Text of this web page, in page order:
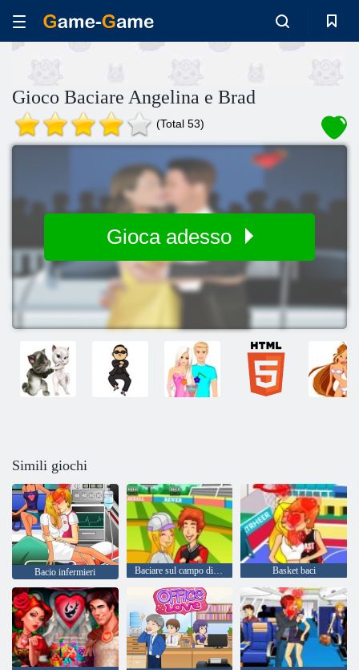
Gioco Baciare Angelina e Brad
(Total 53)
Gioca adesso
Simili giochi
Bacio infermieri Baciare sul campo di baseball Basket baci